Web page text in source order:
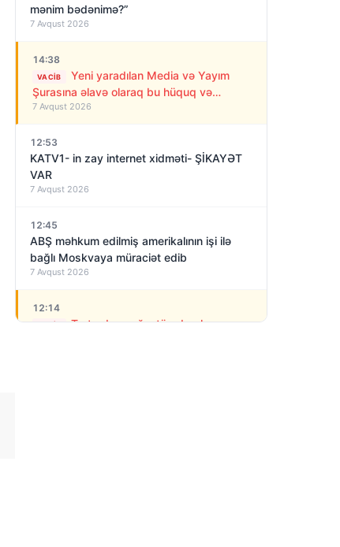
mənim bədənimə?”
7 Avqust 2026
14:38
VACIB
Yeni yaradılan Media və Yayım
Şurasına əlavə olaraq bu hüquq və
vəzifələr də verilib
7 Avqust 2026
12:53
KATV1- in zay internet xidməti- ŞİKAYƏT
VAR
7 Avqust 2026
12:45
ABŞ məhkum edilmiş amerikalının işi ilə
bağlı Moskvaya müraciət edib
7 Avqust 2026
12:14
VACIB
Tərtərdə yanğın törədərək ər-